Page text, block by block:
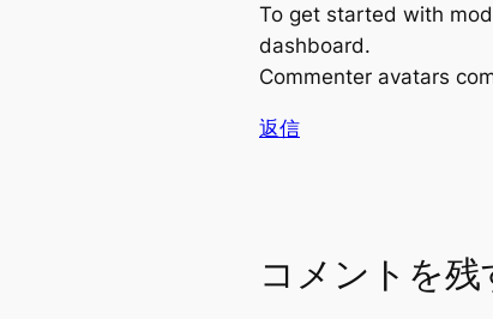
To get started with
dashboard.
Commenter avatars
返信
コメントを残